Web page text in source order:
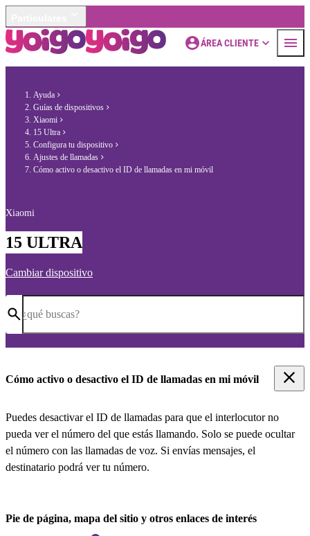
ÁREA CLIENTE
Ayuda
Guías de dispositivos
Xiaomi
15 Ultra
Configura tu dispositivo
Ajustes de llamadas
Cómo activo o desactivo el ID de llamadas en mi móvil
Xiaomi
15 ULTRA
Cambiar dispositivo
¿qué buscas?
Cómo activo o desactivo el ID de llamadas en mi móvil
Puedes desactivar el ID de llamadas para que el interlocutor no
pueda ver el número del que estás llamando. Solo se puede ocultar
el número con las llamadas de voz. Si envías mensajes, el
destinatario podrá ver tu número.
Pie de página, mapa del sitio y otros enlaces de interés